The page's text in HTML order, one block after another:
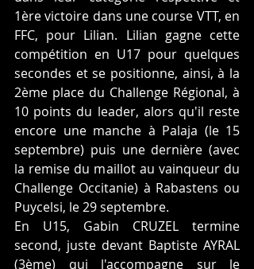
1ère victoire dans une course VTT, en
FFC, pour Lilian. Lilian gagne cette
compétition en U17 pour quelques
secondes et se positionne, ainsi, à la
2ème place du Challenge Régional, à
10 points du leader, alors qu'il reste
encore une manche à Palaja (le 15
septembre) puis une dernière (avec
la remise du maillot au vainqueur du
Challenge Occitanie) à Rabastens ou
Puycelsi, le 29 septembre.
En U15, Gabin CRUZEL termine
second, juste devant Baptiste AYRAL
(3ème) qui l'accompagne sur le